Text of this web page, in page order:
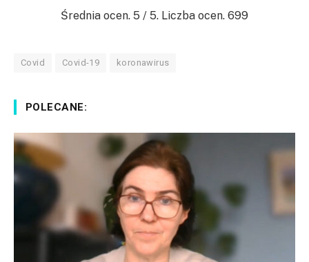
Średnia ocen. 5 / 5. Liczba ocen. 699
Covid Covid-19 koronawirus
POLECANE: